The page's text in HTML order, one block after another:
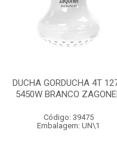
DUCHA GORDUCHA 4T
5450W BRANCO
Código: 39475
Embalagem: UN\1